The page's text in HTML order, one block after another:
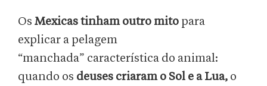
Os Mexicas tinham outro mito para
explicar a pelagem
“manchada” característica do animal:
quando os deuses criaram o Sol e a Lua, o